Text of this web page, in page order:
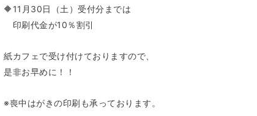
🔶11月30日（土）受付分までは
印刷代金が10％割引
紙カフェで受け付けておりますので、
是非お早めに！！
※喪中はがきの印刷も承っております。